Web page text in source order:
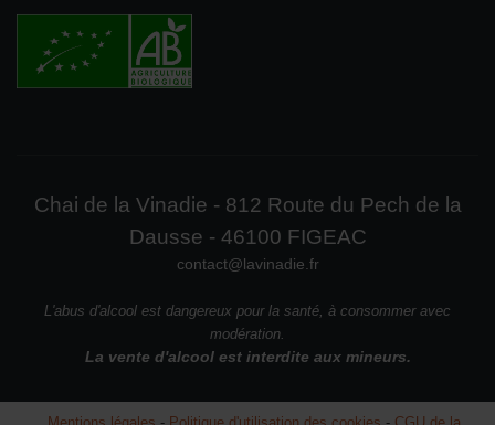
Chai de la Vinadie - 812 Route du Pech de la
Dausse - 46100 FIGEAC
contact@lavinadie.fr
L'abus d'alcool est dangereux pour la santé, à consommer avec
modération.
La vente d'alcool est interdite aux mineurs.